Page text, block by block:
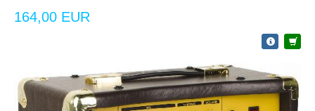
164,00 EUR